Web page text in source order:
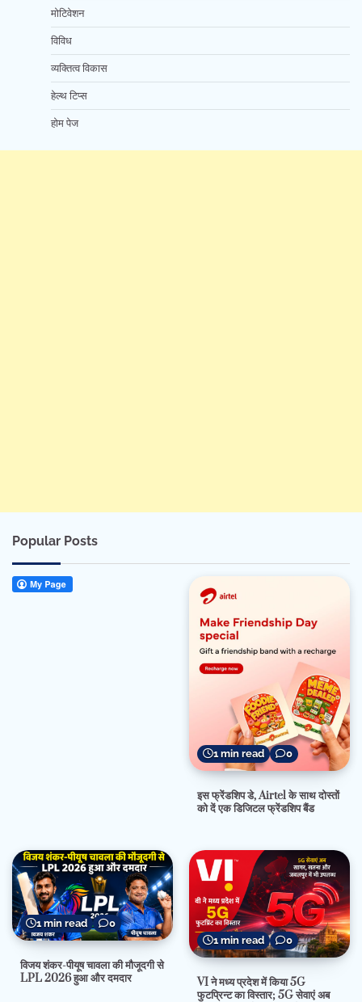
मोटिवेशन
विविध
व्यक्तित्व विकास
हेल्थ टिप्स
होम पेज
Popular Posts
1 min read 0
इस फ्रेंडशिप डे, Airtel के साथ दोस्तों
को दें एक डिजिटल फ्रेंडशिप बैंड
1 min read 0
विजय शंकर-पीयूष चावला की मौजूदगी से
LPL 2026 हुआ और दमदार
1 min read 0
VI ने मध्य प्रदेश में किया 5G
फुटप्रिन्ट का विस्तार; 5G सेवाएं अब